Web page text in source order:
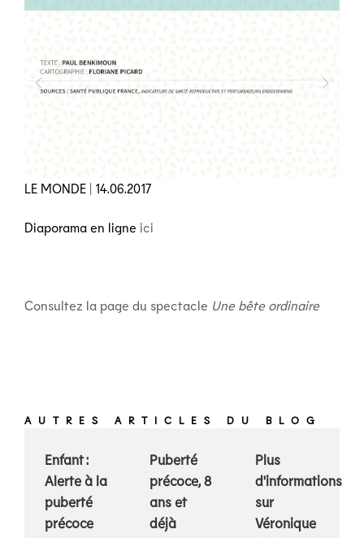
LE MONDE | 14.06.2017
Diaporama en ligne ici
Consultez la page du spectacle Une bête ordinaire
AUTRES ARTICLES DU BLOG
Enfant :
Alerte à la
puberté
précoce
Puberté
précoce, 8
ans et
déjà
Plus
d'informations
sur
Véronique